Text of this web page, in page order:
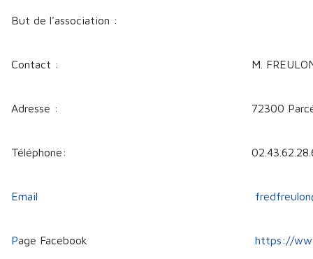
But de l'association :
Contact : M.
Adresse : 72300
Téléphone:
Email
Page Facebook https://